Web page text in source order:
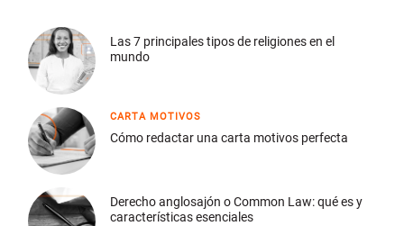
Las 7 principales tipos de religiones en el
mundo
CARTA MOTIVOS
Cómo redactar una carta motivos perfecta
Derecho anglosajón o Common Law: qué es y
características esenciales